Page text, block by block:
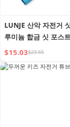
LUNJE 산악 자전거
루미늄 합금 싯 포스
액세서리
$15.03$23.65